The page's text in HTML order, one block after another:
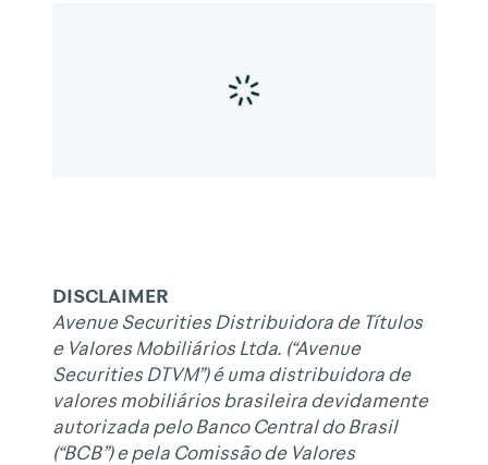
DISCLAIMER
Avenue Securities Distribuidora de Títulos
e Valores Mobiliários Ltda. (“Avenue
Securities DTVM”) é uma distribuidora de
valores mobiliários brasileira devidamente
autorizada pelo Banco Central do Brasil
(“BCB”) e pela Comissão de Valores